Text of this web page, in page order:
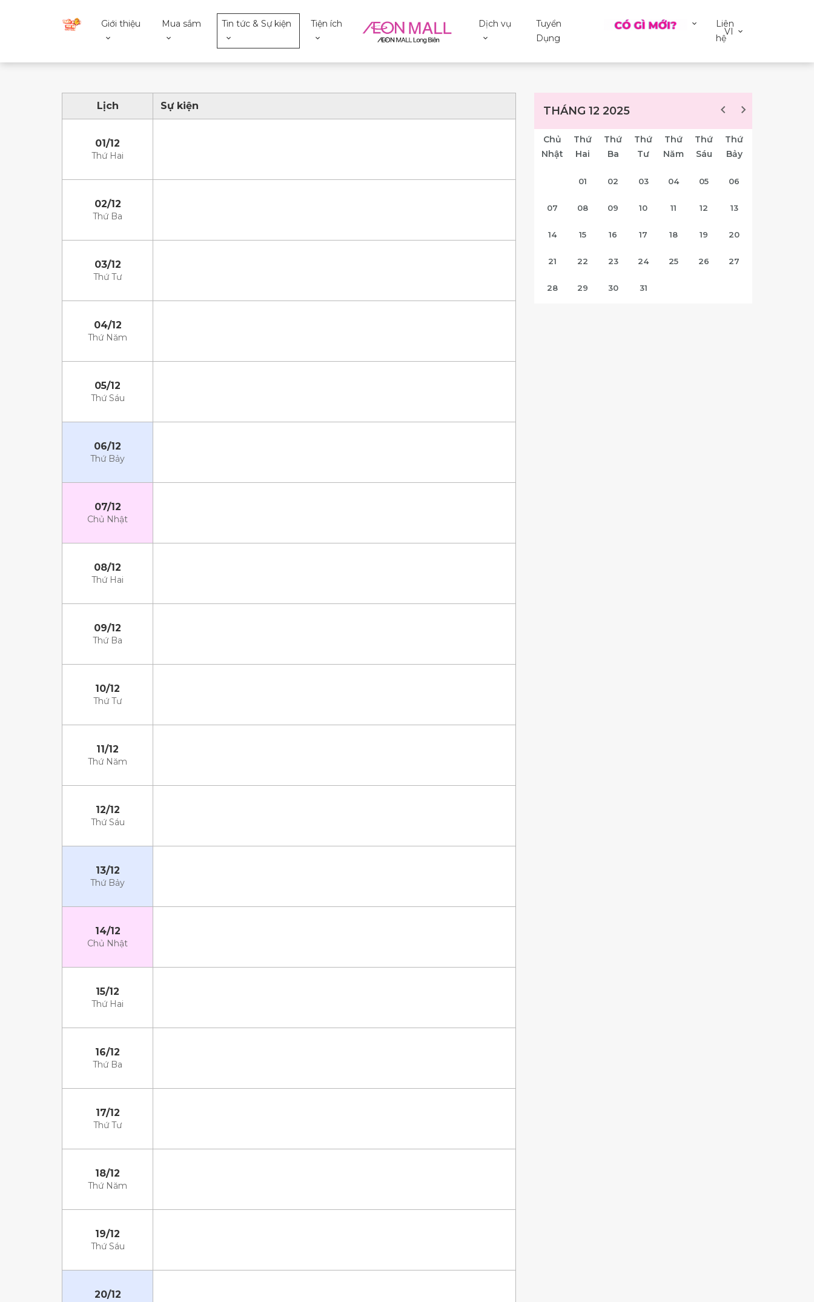
Giới thiệu Mua sắm Tin tức & Sự kiện Tiện ích Dịch vụ
Tuyển
Dụng
Liên
hệ
VI
Lịch Sự kiện
01/12
Thứ Hai
02/12
Thứ Ba
03/12
Thứ Tư
04/12
Thứ Năm
05/12
Thứ Sáu
06/12
Thứ Bảy
07/12
Chủ Nhật
08/12
Thứ Hai
09/12
Thứ Ba
10/12
Thứ Tư
11/12
Thứ Năm
12/12
Thứ Sáu
13/12
Thứ Bảy
14/12
Chủ Nhật
15/12
Thứ Hai
16/12
Thứ Ba
17/12
Thứ Tư
18/12
Thứ Năm
19/12
Thứ Sáu
20/12
THÁNG 12 2025
Chủ
Nhật
Thứ
Hai
Thứ
Ba
Thứ
Tư
Thứ
Năm
Thứ
Sáu
Thứ
Bảy
01 02 03 04 05 06
07 08 09 10 11 12 13
14 15 16 17 18 19 20
21 22 23 24 25 26 27
28 29 30 31